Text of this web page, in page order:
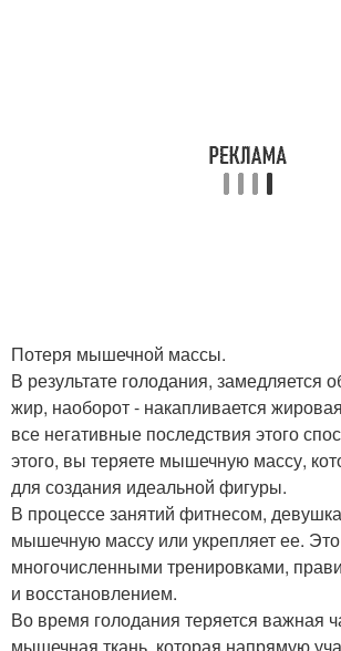
Потеря мышечной массы.
В результате голодания, замедляется
жир, наоборот - накапливается
все негативные последствия этого
этого, вы теряете мышечную массу,
для создания идеальной фигуры.
В процессе занятий фитнесом,
мышечную массу или укрепляет ее. Это
многочисленными тренировками,
и восстановлением.
Во время голодания теряется важная
мышечная ткань, которая напрямую